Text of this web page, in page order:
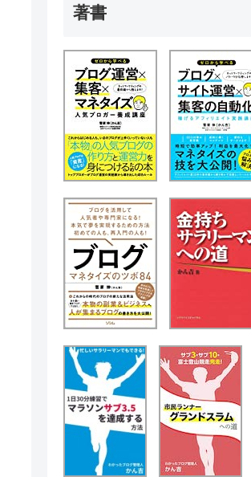
著書